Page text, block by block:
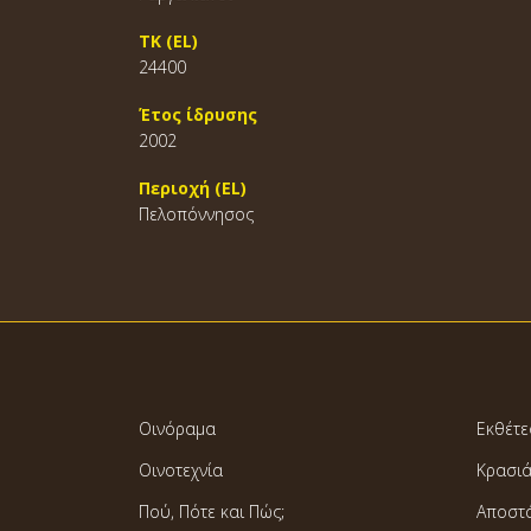
ΤΚ (EL)
24400
Έτος ίδρυσης
2002
Περιοχή (EL)
Πελοπόννησος
Οινόραμα
Οινοτεχνία
Πού, Πότε και Πώς;
Κρασιά